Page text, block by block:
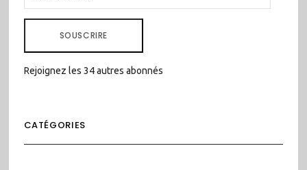
E-
SOUSCRIRE
Rejoignez les 34 autres abonnés
CATÉGORIES